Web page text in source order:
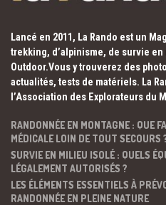
Lancé en 2011, La Rando est un
trekking, d’alpinisme, de survie
Outdoor.Vous y trouverez des
actualités, tests de matériels. La
l’Association des Explorateurs du
RANDONNÉE EN MONTAGNE : QUE
MÉDICALE LOIN DE TOUT SECOURS
SURVIE EN MILIEU ISOLÉ : QUELS
LÉGALEMENT AUTORISÉS ?
LES ÉLÉMENTS ESSENTIELS À
RANDONNÉE EN PLEINE NATURE